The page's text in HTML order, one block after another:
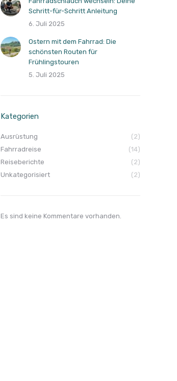
Schritt-für-Schritt Anleitung
6. Juli 2025
Ostern mit dem Fahrrad: Die
schönsten Routen für
Frühlingstouren
5. Juli 2025
Kategorien
Ausrüstung
(2)
Fahrradreise
(14)
Reiseberichte
(2)
Unkategorisiert
(2)
Es sind keine Kommentare vorhanden.